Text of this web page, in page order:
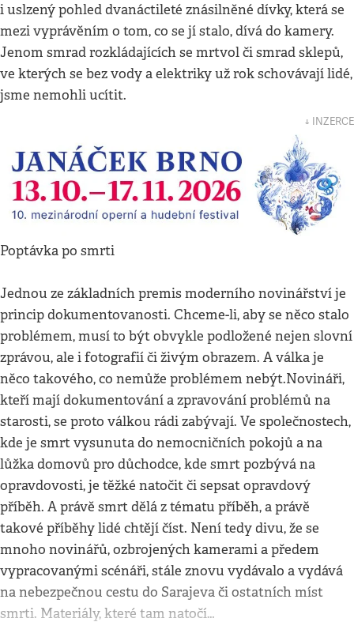
i uslzený pohled dvanáctileté znásilněné dívky, která se
mezi vyprávěním o tom, co se jí stalo, dívá do kamery.
Jenom smrad rozkládajících se mrtvol či smrad sklepů,
ve kterých se bez vody a elektriky už rok schovávají lidé,
jsme nemohli ucítit.
↓ INZERCE
Poptávka po smrti
Jednou ze základních premis moderního novinářství je
princip dokumentovanosti. Chceme-li, aby se něco stalo
problémem, musí to být obvykle podložené nejen slovní
zprávou, ale i fotografií či živým obrazem. A válka je
něco takového, co nemůže problémem nebýt.Novináři,
kteří mají dokumentování a zpravování problémů na
starosti, se proto válkou rádi zabývají. Ve společnostech,
kde je smrt vysunuta do nemocničních pokojů a na
lůžka domovů pro důchodce, kde smrt pozbývá na
opravdovosti, je těžké natočit či sepsat opravdový
příběh. A právě smrt dělá z tématu příběh, a právě
takové příběhy lidé chtějí číst. Není tedy divu, že se
mnoho novinářů, ozbrojených kamerami a předem
vypracovanými scénáři, stále znovu vydávalo a vydává
na nebezpečnou cestu do Sarajeva či ostatních míst
smrti. Materiály, které tam natočí…